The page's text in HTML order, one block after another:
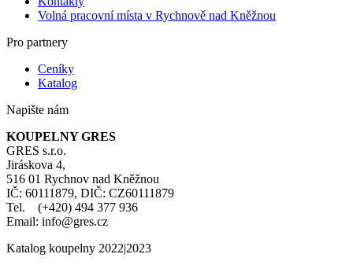
Volná pracovní místa v Rychnově nad Kněžnou
Pro partnery
Ceníky
Katalog
Napište nám
KOUPELNY GRES
GRES s.r.o.
Jiráskova 4,
516 01 Rychnov nad Kněžnou
IČ: 60111879, DIČ: CZ60111879
Tel. (+420) 494 377 936
Email: info@gres.cz
Katalog koupelny 2022|2023